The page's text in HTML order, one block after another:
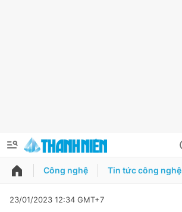
QUẢNG CÁO ĐẶT BÁO
Công nghệ Tin tức công nghệ
23/01/2023 12:34 GMT+7